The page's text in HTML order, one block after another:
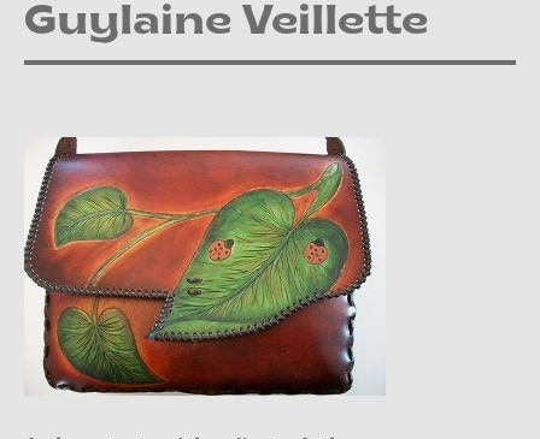
Guylaine Veillette